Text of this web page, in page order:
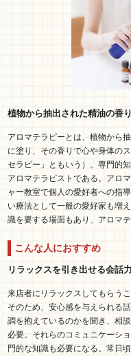
植物から抽出された精油の香
アロマテラピーとは、植物から
に塗り、その香りで心や身体の
セラピー」ともいう）。専門的
アロマテラピストである。アロ
ャー教室で個人の愛好者への指
い療法として一般の愛好家も増
識を要する場面もあり、アロマ
こんな人におすすめ
リラックスを引き出せる会話
来店者にリラックスしてもらう
そのため、安心感を与えられる
調を抱えているのかを聞き、相
必要。それらのコミュニケーシ
門的な知識も必要になる。常日